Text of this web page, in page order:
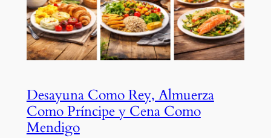
Desayuna Como Rey, Almuerza
Como Príncipe y Cena Como
Mendigo